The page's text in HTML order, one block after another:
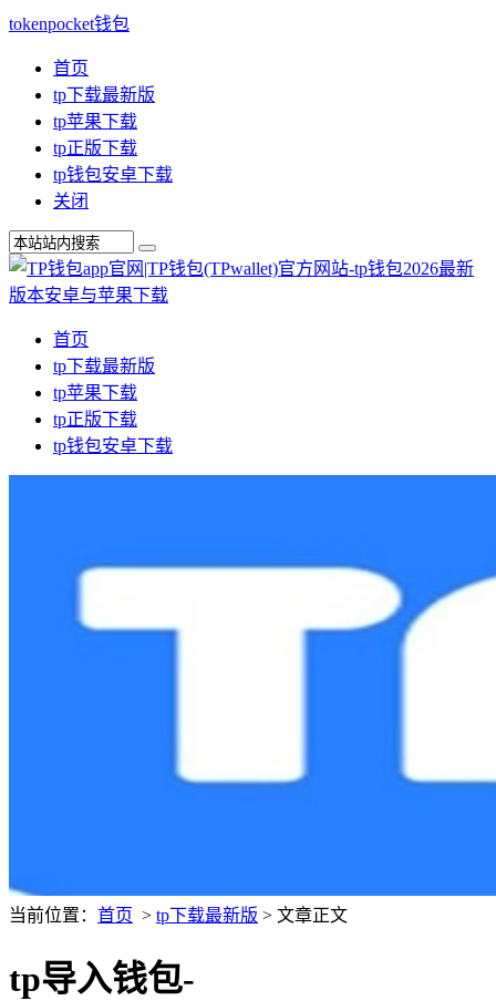
tokenpocket钱包
首页
tp下载最新版
tp苹果下载
tp正版下载
tp钱包安卓下载
关闭
首页
tp下载最新版
tp苹果下载
tp正版下载
tp钱包安卓下载
当前位置： 首页 > tp下载最新版 > 文章正文
tp导入钱包-